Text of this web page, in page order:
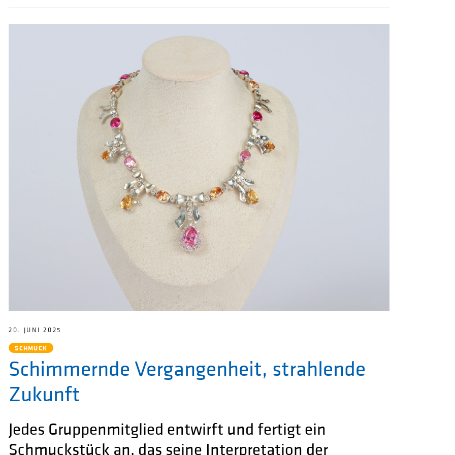
20. JUNI 2025
SCHMUCK
Schimmernde Vergangenheit, strahlende
Zukunft
Jedes Gruppenmitglied entwirft und fertigt ein
Schmuckstück an, das seine Interpretation der
KOOPERATION
ZWISCHEN
HTL
FERLACH
UND
MITTELSCHULEN